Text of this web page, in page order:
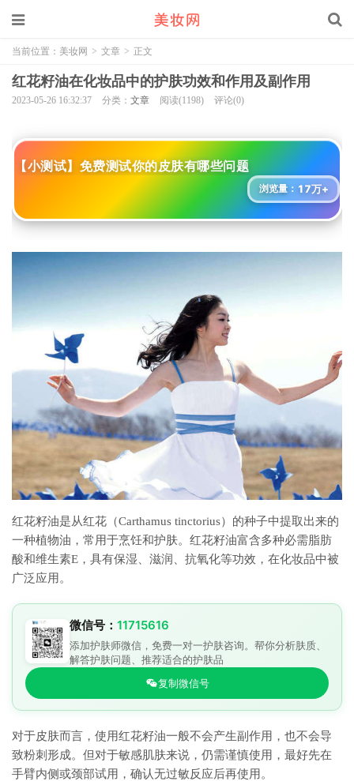
当前位置： 美妆网 > 文章 > 正文
红花籽油在化妆品中的护肤功效和作用及副作用
2023-05-26 16:32:37 分类： 文章 阅读(1198) 评论(0)
【小测试】免费测试你的皮肤有哪些问题
浏览量： 17万+
红花籽油是从红花（Carthamus tinctorius）的种子中提取出来的
一种植物油，常用于烹饪和护肤。红花籽油富含多种必需脂肪
酸和维生素E，具有保湿、滋润、抗氧化等功效，在化妆品中被
广泛应用。
微信号： 11715616
添加护肤师微信，免费一对一护肤咨询。帮你分析肤质、
解答护肤问题、推荐适合的护肤品
复制微信号
对于皮肤而言，使用红花籽油一般不会产生副作用，也不会导
致粉刺形成。但对于敏感肌肤来说，仍需谨慎使用，最好先在
手臂内侧或颈部试用，确认无过敏反应后再使用。